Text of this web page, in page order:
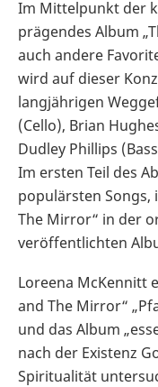
Im Mittelpunkt der
prägendes Album
auch andere
wird auf dieser
langjährigen
(Cello), Brian
Dudley Phillips
Im ersten Teil des
populärsten Songs,
The Mirror“ in der
veröffentlichten
Loreena McKennitt
and The Mirror“
und das Album
nach der Existenz
Spiritualität